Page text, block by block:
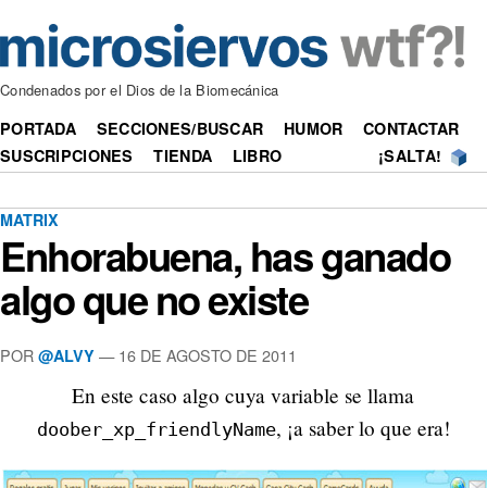
Condenados por el Dios de la Biomecánica
PORTADA SECCIONES/BUSCAR HUMOR
CONTACTAR
SUSCRIPCIONES
TIENDA LIBRO ¡SALTA!
MATRIX
Enhorabuena, has ganado
algo que no existe
POR @ALVY —16 DE AGOSTO DE 2011
En este caso algo cuya variable se llama
doober_xp_friendlyName, ¡a saber lo que era!